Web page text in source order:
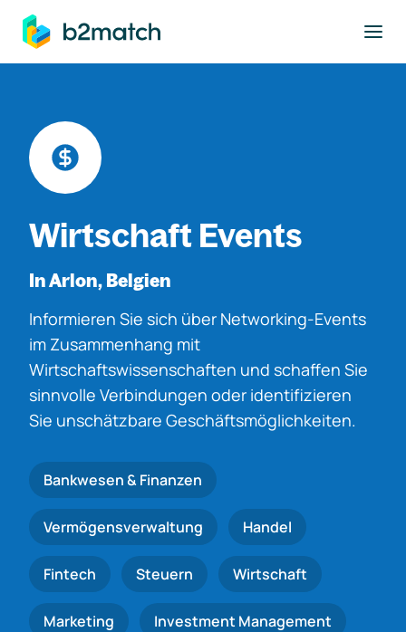
springen
Wirtschaft Events
In Arlon, Belgien
Informieren Sie sich über Networking-Events
im Zusammenhang mit
Wirtschaftswissenschaften und schaffen Sie
sinnvolle Verbindungen oder identifizieren
Sie unschätzbare Geschäftsmöglichkeiten.
Bankwesen & Finanzen
Vermögensverwaltung Handel
Fintech Steuern Wirtschaft
Marketing Investment Management